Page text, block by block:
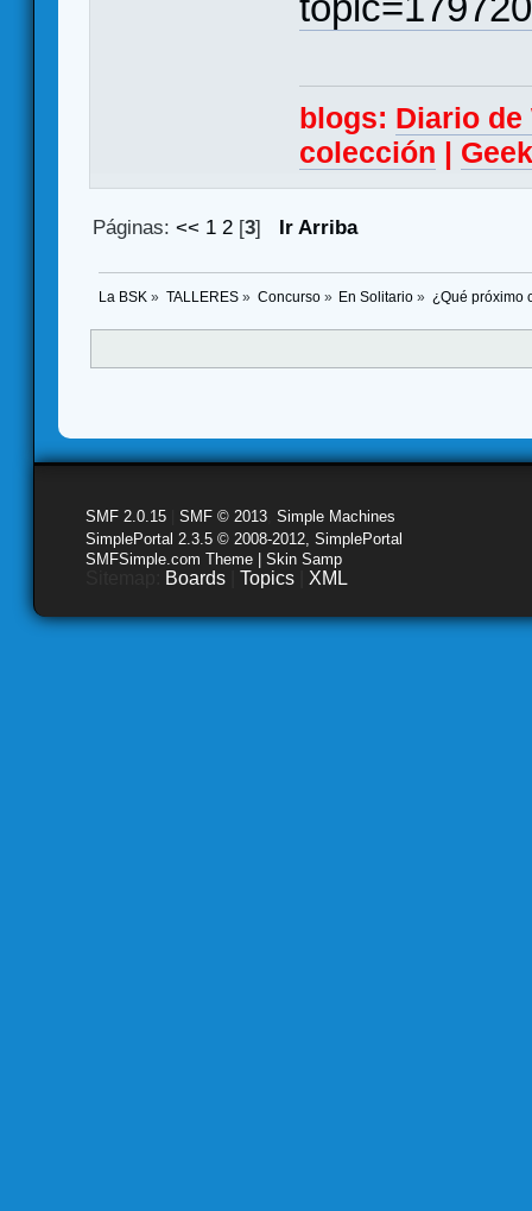
blogs: Diario
colección |
Páginas:<< 1 2 [3] Ir Arriba
La BSK » TALLERES» Concurso» En Solitario » ¿Qué próximo
SMF 2.0.15 SMF © 2013 Simple Machines
SimplePortal 2.3.5 © 2008-2012, SimplePortal
SMFSimple.com Theme | Skin Samp
Boards Topics XML